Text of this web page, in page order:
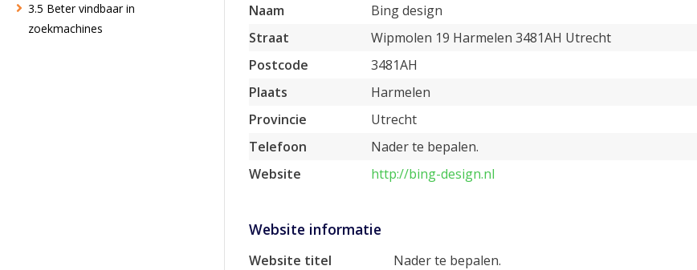
3.5 Beter vindbaar in
zoekmachines
Naam
Bing design
Straat
Wipmolen 19 Harmelen 3481AH Utrecht
Postcode
3481AH
Plaats
Harmelen
Provincie
Utrecht
Telefoon
Nader te bepalen.
Website
http://bing-design.nl
Website informatie
Website titel
Nader te bepalen.